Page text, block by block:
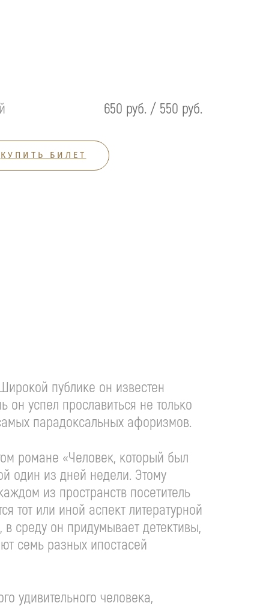
650 руб. / 550 руб.
КУПИТЬ БИЛЕТ
публике он известен
успел прославиться не только
парадоксальных афоризмов.
романе «Человек, который был
один из дней недели. Этому
из пространств посетитель
тот или иной аспект литературной
среду он придумывает детективы,
семь разных ипостасей
удивительного человека,